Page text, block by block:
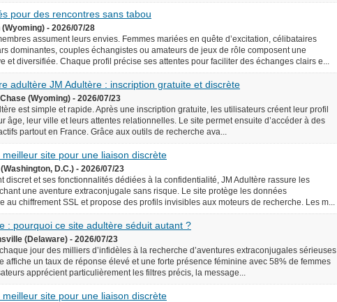
pour des rencontres sans tabou
- 2026/07/28
assument leurs envies. Femmes mariées en quête d’excitation, célibataires
dominantes, couples échangistes ou amateurs de jeux de rôle composent une
et diversifiée. Chaque profil précise ses attentes pour faciliter des échanges clairs e...
adultère JM Adultère : inscription gratuite et discrète
(Wyoming) - 2026/07/23
est simple et rapide. Après une inscription gratuite, les utilisateurs créent leur profil
âge, leur ville et leurs attentes relationnelles. Le site permet ensuite d’accéder à des
partout en France. Grâce aux outils de recherche ava...
meilleur site pour une liaison discrète
D.C.) - 2026/07/23
discret et ses fonctionnalités dédiées à la confidentialité, JM Adultère rassure les
une aventure extraconjugale sans risque. Le site protège les données
au chiffrement SSL et propose des profils invisibles aux moteurs de recherche. Les m...
: pourquoi ce site adultère séduit autant ?
(Delaware) - 2026/07/23
jour des milliers d’infidèles à la recherche d’aventures extraconjugales sérieuses
affiche un taux de réponse élevé et une forte présence féminine avec 58% de femmes
apprécient particulièrement les filtres précis, la message...
meilleur site pour une liaison discrète